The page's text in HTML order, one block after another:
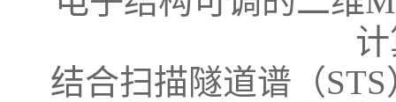
结合扫描隧道谱（